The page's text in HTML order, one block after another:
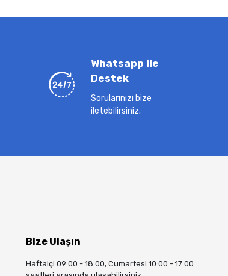
Whatsapp ile
Destek
Sorularınızı bize
iletebilirsiniz.
Bize Ulaşın
Haftaiçi 09:00 - 18:00, Cumartesi 10:00 - 17:00